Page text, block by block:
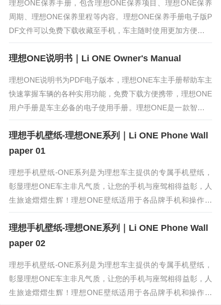
理想ONE保养手册，包含理想ONE保养项目、理想ONE保养
周期、理想ONE保养里程等内容。理想ONE保养手册电子版P
DF文件可以免费下载收藏至手机，车主随时使用更加方便。理
想ONE是一款智能电动中大型SUV，搭载领先的增程电动技术
与智能科技...
理想ONE说明书｜Li ONE Owner's Manual
理想ONE说明书为PDF电子版本，理想ONE车主手册帮助车主
快速掌握车辆的各种实用功能，免费下载方便携带，理想ONE
用户手册是车主必备的电子使用手册。理想ONE是一款智能电
动中大型SUV，搭载领先的增程电动技术与智能科技，为家庭
用户提供6座...
理想手机壁纸-理想ONE系列｜Li ONE Phone Wall
paper 01
理想手机壁纸-ONE系列是为理想车主提供的专属手机壁纸，
彰显理想ONE车主非凡气质，让您的手机与座驾相得益彰，人
生旅途熠熠生辉！理想ONE壁纸适用于各品牌手机和操作系
统，保存高清原图在手机相册，即可直接使用。理想ONE是一
款智能电动中大型S...
理想手机壁纸-理想ONE系列｜Li ONE Phone Wall
paper 02
理想手机壁纸-ONE系列是为理想车主提供的专属手机壁纸，
彰显理想ONE车主非凡气质，让您的手机与座驾相得益彰，人
生旅途熠熠生辉！理想ONE壁纸适用于各品牌手机和操作系